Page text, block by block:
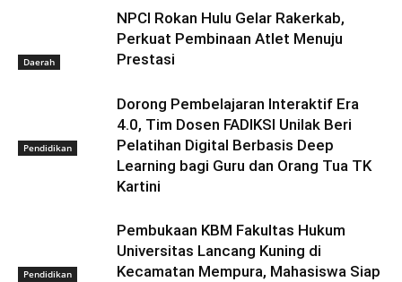
Daerah
NPCI Rokan Hulu Gelar Rakerkab,
Perkuat Pembinaan Atlet Menuju
Prestasi
Pendidikan
Dorong Pembelajaran Interaktif Era
4.0, Tim Dosen FADIKSI Unilak Beri
Pelatihan Digital Berbasis Deep
Learning bagi Guru dan Orang Tua TK
Kartini
Pendidikan
Pembukaan KBM Fakultas Hukum
Universitas Lancang Kuning di
Kecamatan Mempura, Mahasiswa Siap